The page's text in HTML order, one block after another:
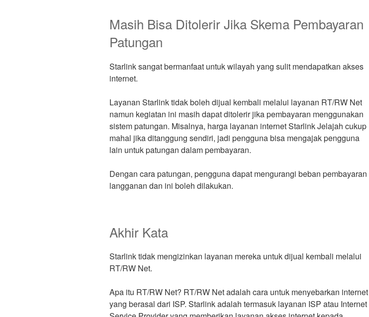
Masih Bisa Ditolerir Jika Skema Pembayaran
Patungan
Starlink sangat bermanfaat untuk wilayah yang sulit mendapatkan akses
internet.
Layanan Starlink tidak boleh dijual kembali melalui layanan RT/RW Net
namun kegiatan ini masih dapat ditolerir jika pembayaran menggunakan
sistem patungan. Misalnya, harga layanan internet Starlink Jelajah cukup
mahal jika ditanggung sendiri, jadi pengguna bisa mengajak pengguna
lain untuk patungan dalam pembayaran.
Dengan cara patungan, pengguna dapat mengurangi beban pembayaran
langganan dan ini boleh dilakukan.
Akhir Kata
Starlink tidak mengizinkan layanan mereka untuk dijual kembali melalui
RT/RW Net.
Apa itu RT/RW Net? RT/RW Net adalah cara untuk menyebarkan internet
yang berasal dari ISP. Starlink adalah termasuk layanan ISP atau Internet